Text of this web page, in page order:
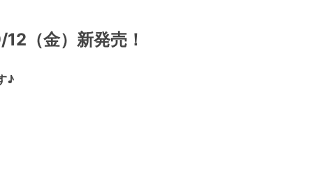
（金）新発売！
♪